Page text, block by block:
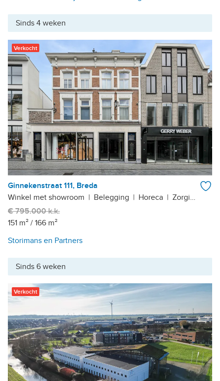
Sinds 4 weken
Verkocht
Ginnekenstraat 111, Breda
Winkel met showroom | Belegging | Horeca | Zorginstelling
€ 795.000 k.k.
151 m² / 166 m²
Storimans en Partners
Sinds 6 weken
Verkocht